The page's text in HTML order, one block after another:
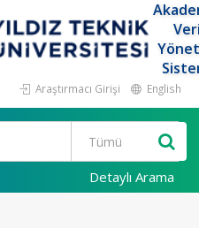
Araştırmacı Girişi English
Detaylı Arama